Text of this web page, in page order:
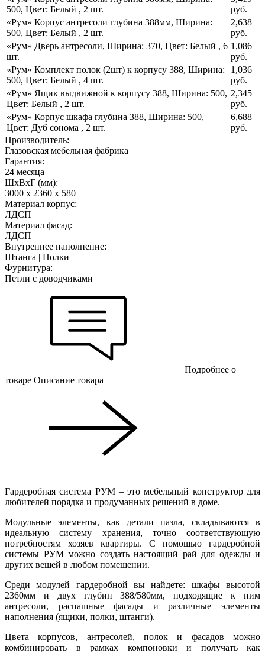
500, Цвет: Белый , 2 шт.
руб.
«Рум» Корпус антресоли глубина 388мм, Ширина:
500, Цвет: Белый , 2 шт.
2,638
руб.
«Рум» Дверь антресоли, Ширина: 370, Цвет: Белый , 6
шт.
1,086
руб.
«Рум» Комплект полок (2шт) к корпусу 388, Ширина:
500, Цвет: Белый , 4 шт.
1,036
руб.
«Рум» Ящик выдвижной к корпусу 388, Ширина: 500,
Цвет: Белый , 2 шт.
2,345
руб.
«Рум» Корпус шкафа глубина 388, Ширина: 500,
Цвет: Дуб сонома , 2 шт.
6,688
руб.
Производитель:
Глазовская мебельная фабрика
Гарантия:
24 месяца
ШхВхГ (мм):
3000 х 2360 х 580
Материал корпус:
ЛДСП
Материал фасад:
ЛДСП
Внутреннее наполнение:
Штанга | Полки
Фурнитура:
Петли с доводчиками
Подробнее о
товаре Описание товара
Гардеробная система РУМ – это мебельный конструктор для
любителей порядка и продуманных решений в доме.
Модульные элементы, как детали пазла, складываются в
идеальную систему хранения, точно соответствующую
потребностям хозяев квартиры. С помощью гардеробной
системы РУМ можно создать настоящий рай для одежды и
других вещей в любом помещении.
Среди модулей гардеробной вы найдете: шкафы высотой
2360мм и двух глубин 388/580мм, подходящие к ним
антресоли, распашные фасады и различные элементы
наполнения (ящики, полки, штанги).
Цвета корпусов, антресолей, полок и фасадов можно
комбинировать в рамках компоновки и получать как